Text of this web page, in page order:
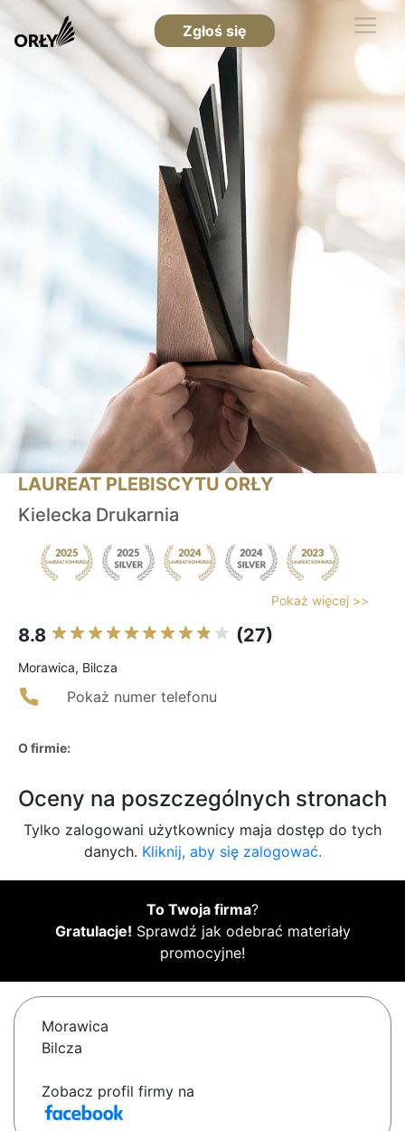
Zgłoś się
LAUREAT PLEBISCYTU ORŁY
Kielecka Drukarnia
Pokaż więcej >>
8.8 (27)
Morawica, Bilcza
Pokaż numer telefonu
O firmie:
Oceny na poszczególnych stronach
Tylko zalogowani użytkownicy maja dostęp do tych
danych. Kliknij, aby się zalogować.
To Twoja firma?
Gratulacje! Sprawdź jak odebrać materiały
promocyjne!
Morawica
Bilcza
Zobacz profil firmy na